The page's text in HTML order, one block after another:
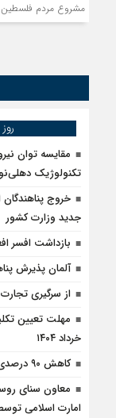
مشروع مردم
روز
مقایسه توان
تکنولوژیک دهلی‌نو
خروج
جدید وزارت کشور
بازداشت افسر افغان پس از ۱۳ سال
آلمان پذیرش
از سرگیری
خرداد ۱۴۰۴
کاهش ۹۰ درصدی قاچاق از مرز نیمروز به ایران
معاون سنای
امارت اسلامی